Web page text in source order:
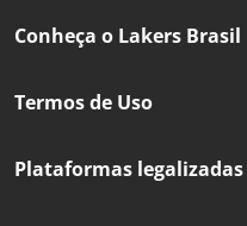
Conheça o Lakers Brasil
Termos de Uso
Plataformas legalizadas